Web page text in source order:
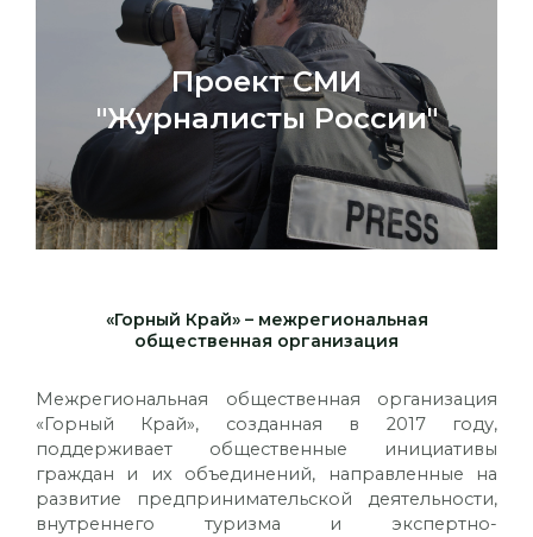
Проект СМИ
"Журналисты России"
«Горный Край» – межрегиональная
общественная организация
Межрегиональная общественная организация
«Горный Край», созданная в 2017 году,
поддерживает общественные инициативы
граждан и их объединений, направленные на
развитие предпринимательской деятельности,
внутреннего туризма и экспертно-